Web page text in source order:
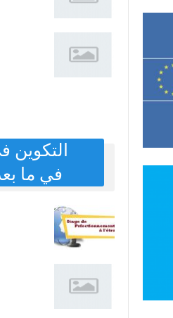
التكوين
في ما